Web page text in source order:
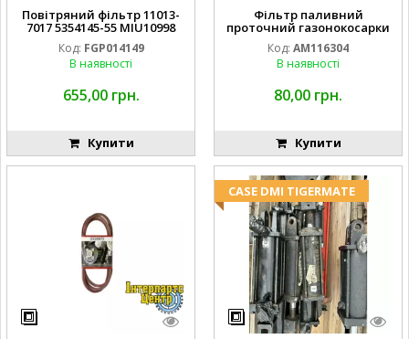
Повітряний фільтр 11013-
7017 5354145-55 MIU10998
FGP014149
Код: FGP014149
В наявності
655,00 грн.
Купити
Фільтр паливний
проточний газонокосарки
JOHN DEERE AM116304
GY20709
Код: AM116304
В наявності
80,00 грн.
Купити
CASE DMI TIGERMATE